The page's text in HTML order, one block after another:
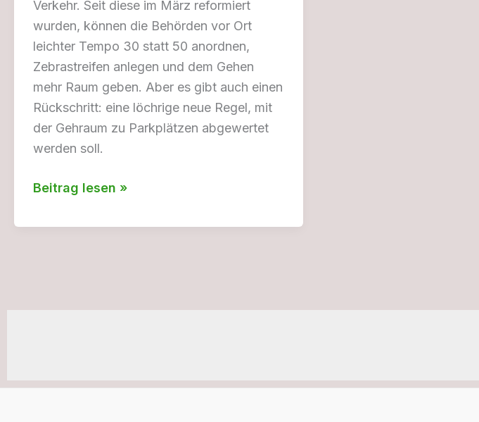
Verkehr. Seit diese im März reformiert
wurden, können die Behörden vor Ort
leichter Tempo 30 statt 50 anordnen,
Zebrastreifen anlegen und dem Gehen
mehr Raum geben. Aber es gibt auch einen
Rückschritt: eine löchrige neue Regel, mit
der Gehraum zu Parkplätzen abgewertet
werden soll.
Vier
und
Beitrag lesen »